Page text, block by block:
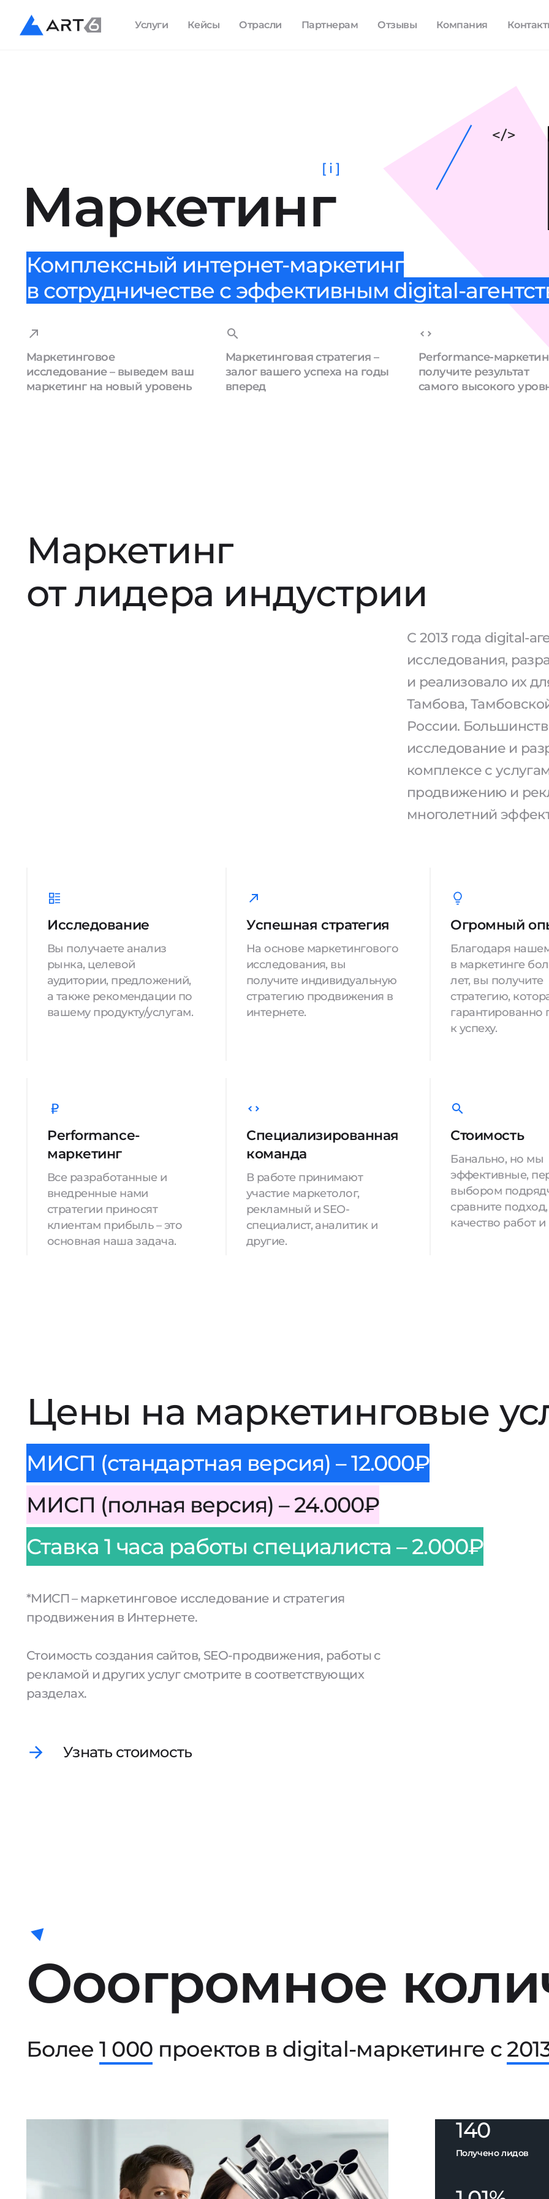
Услуги Кейсы Отрасли Партнерам Отзывы Компания
Маркетинг
[ i ]
Комплексный интернет-маркетинг
в сотрудничестве с эффективным digital-
Маркетинговое
исследование – выведем ваш
маркетинг на новый уровень
Маркетинговая стратегия –
залог вашего успеха на годы
вперед
Performance-
получите результат
самого высокого
Маркетинг
от лидера индустрии
С 2013 года digital-
исследования,
и реализовало их
Тамбова,
России.
исследование и
комплексе с
продвижению и
многолетний
Исследование
Вы получаете анализ
рынка, целевой
аудитории, предложений,
а также рекомендации по
вашему продукту/услугам.
Успешная стратегия
На основе маркетингового
исследования, вы
получите индивидуальную
стратегию продвижения в
интернете.
Огромный
Благодаря
в маркетинге
лет, вы получите
стратегию,
гарантированно
к успеху.
Performance-
маркетинг
Все разработанные и
внедренные нами
стратегии приносят
клиентам прибыль – это
основная наша задача.
Специализированная
команда
В работе принимают
участие маркетолог,
рекламный и SEO-
специалист, аналитик и
другие.
Стоимость
Банально, но мы
эффективные,
выбором
сравните подход,
качество работ
Цены на маркетинговые
МИСП (стандартная версия) – 12.000₽
МИСП (полная версия) – 24.000₽
Ставка 1 часа работы специалиста – 2.000₽
*МИСП – маркетинговое исследование и стратегия
продвижения в Интернете.
Стоимость создания сайтов, SEO-продвижения, работы с
рекламой и других услуг смотрите в соответствующих
разделах.
Узнать стоимость
Ооогромное
Более 1 000 проектов в digital-маркетинге с
140
Получено лидов